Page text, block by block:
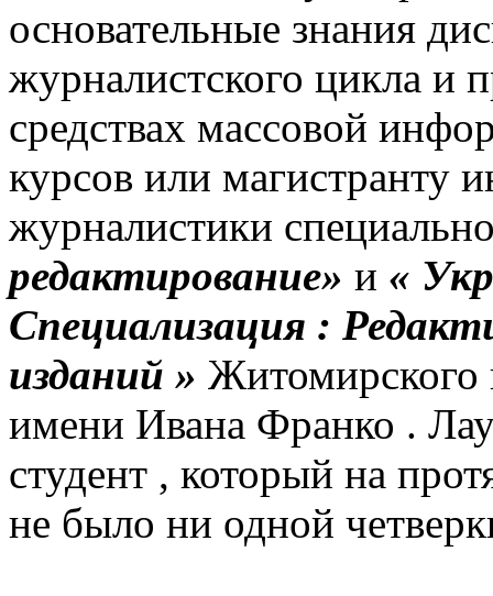
основательные знания
журналистского цикла и
средствах массовой
курсов или магистранту
журналистики
редактирование» и «
Специализация :
изданий » Житомирского
имени Ивана Франко .
студент , который на
не было ни одной